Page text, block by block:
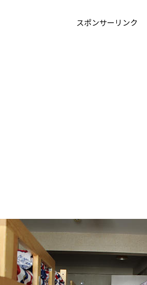
スポンサーリンク